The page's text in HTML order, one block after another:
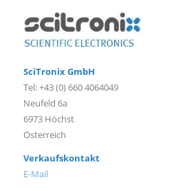
SciTronix GmbH
Tel: +43 (0) 660 4064049
Neufeld 6a
6973 Höchst
Österreich
Verkaufskontakt
E-Mail